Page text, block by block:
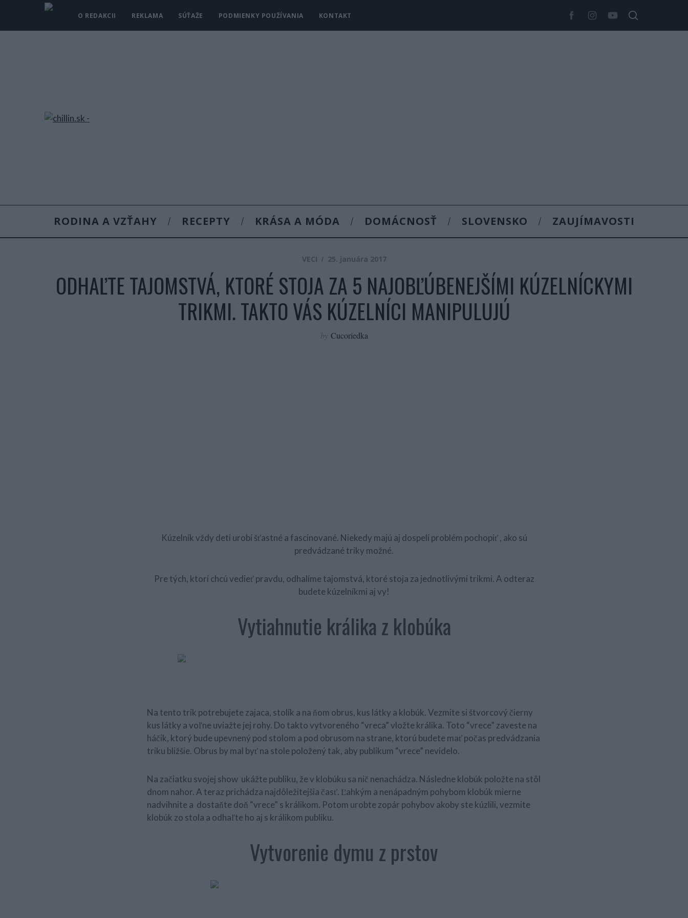
O REDAKCII REKLAMA SÚŤAŽE PODMIENKY POUŽÍVANIA KONTAKT
RODINA A VZŤAHY RECEPTY KRÁSA A MÓDA DOMÁCNOSŤ SLOVENSKO ZAUJÍMAVOSTI
VECI 25. januára 2017
ODHAĽTE TAJOMSTVÁ, KTORÉ STOJA ZA 5 NAJOBĽÚBENEJŠÍMI KÚZELNÍCKYMI
TRIKMI. TAKTO VÁS KÚZELNÍCI MANIPULUJÚ
by Cucoriedka
Kúzelník vždy deti urobí šťastné a fascinované. Niekedy majú aj dospelí problém pochopiť , ako sú
predvádzané triky možné.
Pre tých, ktorí chcú vedieť pravdu, odhalíme tajomstvá, ktoré stoja za jednotlivými trikmi. A odteraz
budete kúzelníkmi aj vy!
Vytiahnutie králika z klobúka
Na tento trik potrebujete zajaca, stolík a na ňom obrus, kus látky a klobúk. Vezmite si štvorcový čierny
kus látky a voľne uviažte jej rohy. Do takto vytvoreného “vreca” vložte králika. Toto “vrece” zaveste na
háčik, ktorý bude upevnený pod stolom a pod obrusom na strane, ktorú budete mať počas predvádzania
triku bližšie. Obrus by mal byť na stole položený tak, aby publikum “vrece” nevidelo.
Na začiatku svojej show ukážte publiku, že v klobúku sa nič nenachádza. Následne klobúk položte na stôl
dnom nahor. A teraz prichádza najdôležitejšia časť. Ľahkým a nenápadným pohybom klobúk mierne
nadvihnite a dostaňte doň “vrece” s králikom. Potom urobte zopár pohybov akoby ste kúzlili, vezmite
klobúk zo stola a odhaľte ho aj s králikom publiku.
Vytvorenie dymu z prstov